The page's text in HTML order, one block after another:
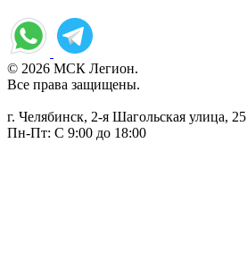
© 2026 МСК Легион.
Все права защищены.
г. Челябинск, 2-я Шагольская улица, 25
Пн-Пт: С 9:00 до 18:00